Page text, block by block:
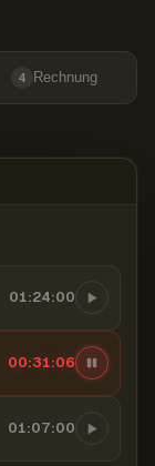
4 Rechnung
01:24:00
00:31:07
01:07:00